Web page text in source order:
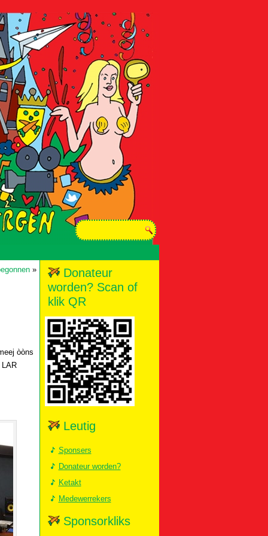
»
òòns
Donateur
worden? Scan of
klik QR
Leutig
Sponsers
Donateur worden?
Ketakt
Medewerrekers
Sponsorkliks